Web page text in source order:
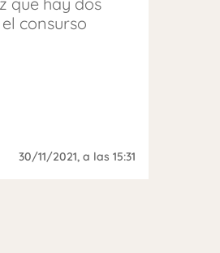
consurso
30/11/2021, a las 15:31